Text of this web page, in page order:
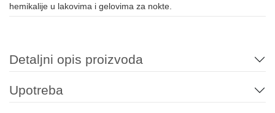
hemikalije u lakovima i gelovima za nokte.
Detaljni opis proizvoda
Upotreba